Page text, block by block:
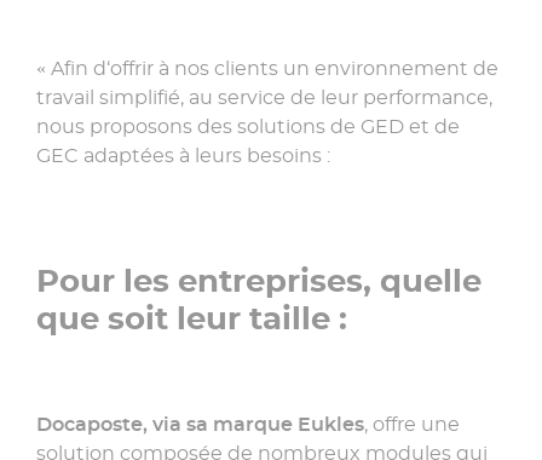
« Afin d‘offrir à nos clients un environnement de
travail simplifié, au service de leur performance,
nous proposons des solutions de GED et de
GEC adaptées à leurs besoins :
Pour les entreprises, quelle
que soit leur taille :
Docaposte, via sa marque Eukles, offre une
solution composée de nombreux modules qui